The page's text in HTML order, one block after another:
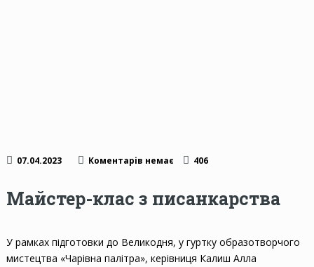
07.04.2023 Коментарів немає 406
Майстер-клас з писанкарства
У рамках підготовки до Великодня, у гуртку образотворчого
мистецтва «Чарівна палітра», керівниця Калиш Алла